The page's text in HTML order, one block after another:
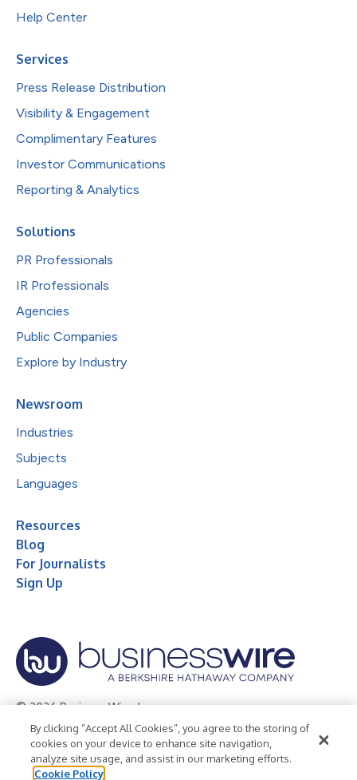
Help Center
Services
Press Release Distribution
Visibility & Engagement
Complimentary Features
Investor Communications
Reporting & Analytics
Solutions
PR Professionals
IR Professionals
Agencies
Public Companies
Explore by Industry
Newsroom
Industries
Subjects
Languages
Resources
Blog
For Journalists
Sign Up
© 2026 Business Wire, Inc.
Privacy Policy Cookie Policy
Accessibility Statement
Terms of Use
Legal
By clicking “Accept All Cookies”, you agree to the storing of
cookies on your device to enhance site navigation,
analyze site usage, and assist in our marketing efforts.
Cookie Policy